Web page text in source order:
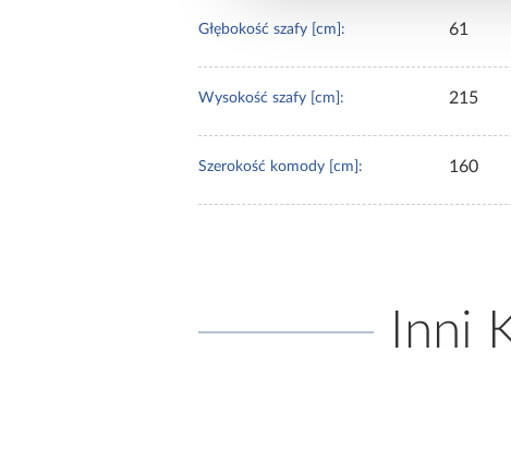
Głębokość szafy [cm]: 61
Wysokość szafy [cm]: 215
Szerokość komody [cm]: 160
Inni